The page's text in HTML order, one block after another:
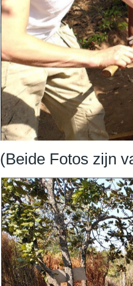
(Beide Fotos zijn